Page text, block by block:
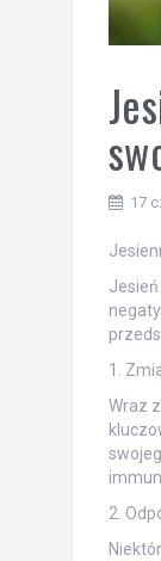
17
1.
Wraz
2.